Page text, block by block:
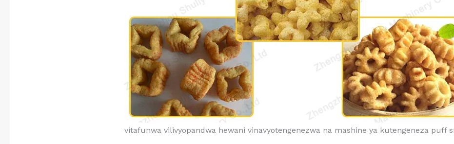
vitafunwa vilivyopandwa hewani vinavyotengenezwa na mashine ya kutengeneza puff